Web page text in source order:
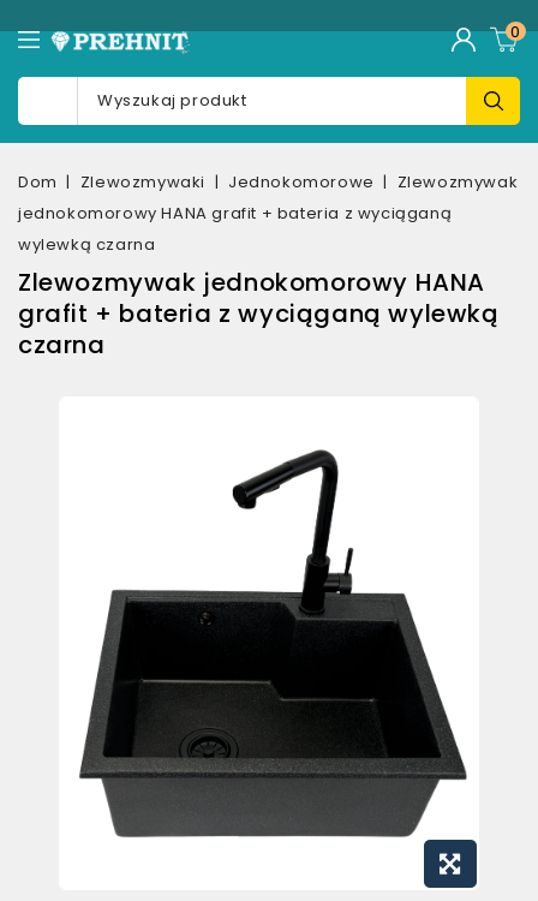
0
Dom Zlewozmywaki Jednokomorowe
Zlewozmywak
jednokomorowy HANA grafit + bateria z wyciąganą
wylewką czarna
Zlewozmywak jednokomorowy HANA
grafit + bateria z wyciąganą wylewką
czarna